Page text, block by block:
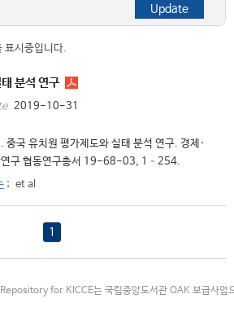
시중입니다.
분석 연구
2019-10-31
유치원 평가제도와 실태 분석 연구. 경제·
연구 협동연구총서 19-68-03, 1–254.
; et al
1
Repository for KICCE는 국립중앙도서관 OAK 보급사업